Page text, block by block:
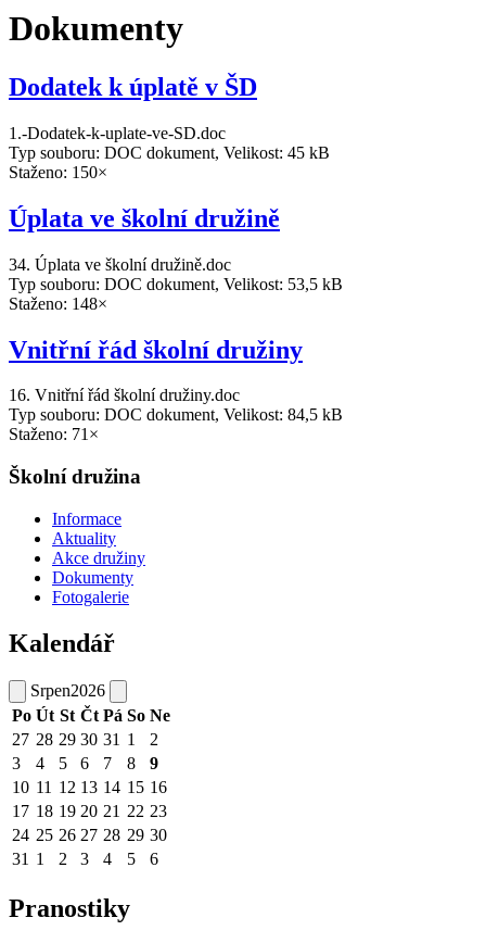
Dokumenty
Dodatek k úplatě v ŠD
1.-Dodatek-k-uplate-ve-SD.doc
Typ souboru: DOC dokument, Velikost: 45 kB
Staženo: 150×
Úplata ve školní družině
34. Úplata ve školní družině.doc
Typ souboru: DOC dokument, Velikost: 53,5 kB
Staženo: 148×
Vnitřní řád školní družiny
16. Vnitřní řád školní družiny.doc
Typ souboru: DOC dokument, Velikost: 84,5 kB
Staženo: 71×
Školní družina
Informace
Aktuality
Akce družiny
Dokumenty
Fotogalerie
Kalendář
Srpen2026
Po Út St Čt Pá So Ne
27 28 29 30 31 1
2
3
4 5 6 7 8
9
10 11 12 13 14 15 16
17 18 19 20 21 22 23
24 25 26 27 28 29 30
31 1 2 3 4 5 6
Pranostiky